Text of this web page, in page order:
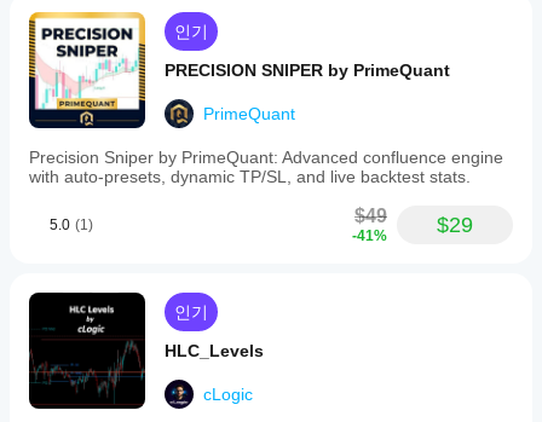
인기
PRECISION SNIPER by PrimeQuant
PrimeQuant
Precision Sniper by PrimeQuant: Advanced confluence engine
with auto-presets, dynamic TP/SL, and live backtest stats.
5.0 (1) $49
-41% $29
인기
HLC_Levels
cLogic